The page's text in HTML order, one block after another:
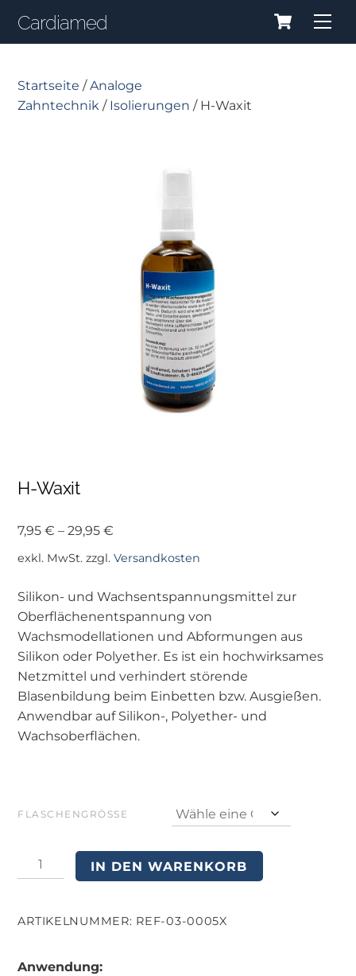
content
Cart
Cardiamed
Startseite /Analoge
Zahntechnik / Isolierungen / H-Waxit
H-Waxit
7,95€ –29,95€
exkl. MwSt. zzgl.Versandkosten
Silikon- und Wachsentspannungsmittel zur
Oberflächenentspannung von
Wachsmodellationen und Abformungen aus
Silikon oder Polyether. Es ist ein hochwirksames
Netzmittel und verhindert störende
Blasenbildung beim Einbetten bzw. Ausgießen.
Anwendbar auf Silikon-, Polyether- und
Wachsoberflächen.
FLASCHENGRÖSSE
WAXIT
IN DEN WARENKORB
ARTIKELNUMMER: REF-03-0005X
Anwendung: